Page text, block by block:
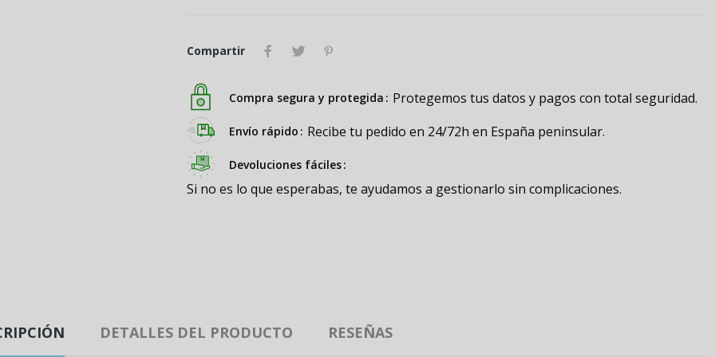
Compartir
Compra segura y protegida Protegemos tus datos y pagos con total seguridad.
Envío rápido Recibe tu pedido en 24/72h en España peninsular.
Devoluciones fáciles
Si no es lo que esperabas, te ayudamos a gestionarlo sin complicaciones.
DETALLES DEL PRODUCTO RESEÑAS